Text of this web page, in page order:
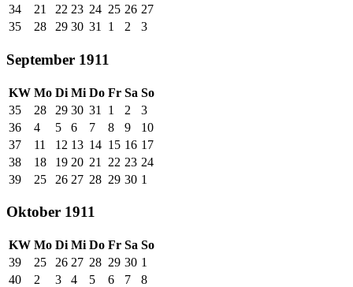
34
21 22 23 24 25 26 27
35
28 29 30 31 1 2 3
September 1911
KW Mo Di Mi Do Fr Sa So
35
28 29 30 31 1 2
3
36
4 5 6 7 8 9
10
37
11 12 13 14 15 16 17
38
18 19 20 21 22 23 24
39
25 26 27 28 29 30 1
Oktober 1911
KW Mo Di Mi Do Fr Sa So
39
25 26 27 28 29 30 1
40
2 3 4 5 6 7
8